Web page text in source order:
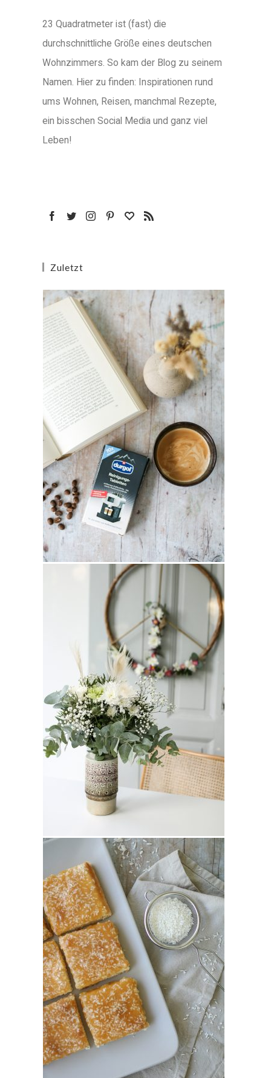
23 Quadratmeter ist (fast) die
durchschnittliche Größe eines deutschen
Wohnzimmers. So kam der Blog zu seinem
Namen. Hier zu finden: Inspirationen rund
ums Wohnen, Reisen, manchmal Rezepte,
ein bisschen Social Media und ganz viel
Leben!
Zuletzt